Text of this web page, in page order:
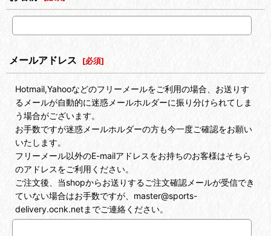
メールアドレス [必須]
Hotmail,Yahooなどのフリーメールをご利用の場合、お送りす
るメールが自動的に迷惑メールホルダーに振り分けられてしま
う場合がございます。
お手数ですが迷惑メールホルダーの方も今一度ご確認をお願い
いたします。
フリーメール以外のE-mailアドレスをお持ちのお客様はそちら
のアドレスをご利用ください。
ご注文後、当shopからお送りするご注文確認メールが受信でき
ていない場合はお手数ですが、master@sports-
delivery.ocnk.netまでご連絡ください。